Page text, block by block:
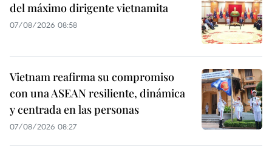
del máximo dirigente vietnamita
07/08/2026 08:58
Vietnam reafirma su compromiso
con una ASEAN resiliente, dinámica
y centrada en las personas
07/08/2026 08:27